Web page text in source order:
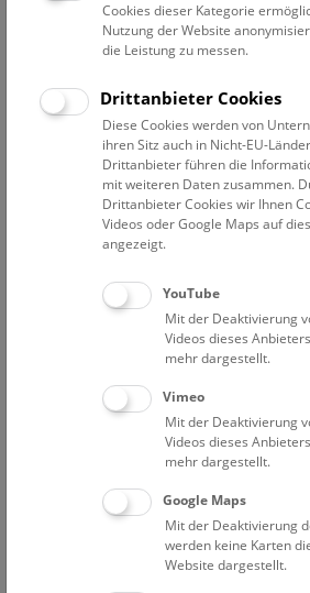
Erweiterte Suche
Filter
1. April 2023
Bisher keine Ergebnisse.
in der Regel geschlossen.
Eine Nacht im
Cookies dieser Kategorie
Nutzung der Website
die Leistung zu messen.
Drittanbieter Cookies
Diese Cookies werden von
ihren Sitz auch in Nicht-EU-
Drittanbieter führen die
mit weiteren Daten zusammen.
Drittanbieter Cookies wir Ihnen
Videos oder Google Maps auf
angezeigt.
YouTube
Mit der Deaktivierung
Videos dieses
mehr dargestellt.
Vimeo
Mit der Deaktivierung
Videos dieses
mehr dargestellt.
Google Maps
Mit der Deaktivierung
werden keine Karten
Website dargestellt.